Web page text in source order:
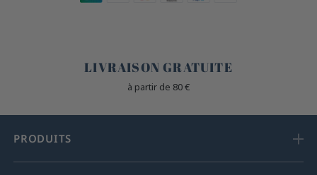
LIVRAISON GRATUITE
à partir de 80 €
PRODUITS